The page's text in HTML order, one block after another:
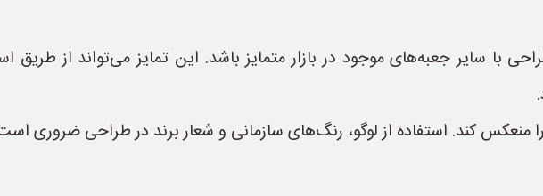
با سایر جعبه‌های موجود در بازار متمایز باشد. این تمایز می‌تواند از طریق
کند. استفاده از لوگو، رنگ‌های سازمانی و شعار برند در طراحی ضروری